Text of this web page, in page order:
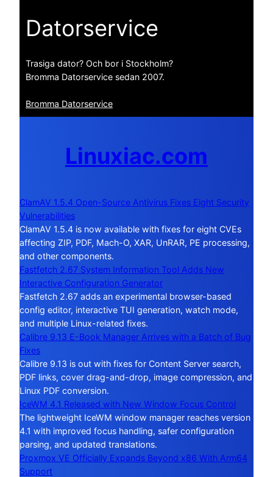
Datorservice
Trasiga dator? Och bor i Stockholm?
Bromma Datorservice sedan 2007.
Bromma Datorservice
Linuxiac.com
ClamAV 1.5.4 Open-Source Antivirus Fixes Eight Security
Vulnerabilities
ClamAV 1.5.4 is now available with fixes for eight CVEs
affecting ZIP, PDF, Mach-O, XAR, UnRAR, PE processing,
and other components.
Fastfetch 2.67 System Information Tool Adds New
Interactive Configuration Generator
Fastfetch 2.67 adds an experimental browser-based
config editor, interactive TUI generation, watch mode,
and multiple Linux-related fixes.
Calibre 9.13 E-Book Manager Arrives with a Batch of Bug
Fixes
Calibre 9.13 is out with fixes for Content Server search,
PDF links, cover drag-and-drop, image compression, and
Linux PDF conversion.
IceWM 4.1 Released with New Window Focus Control
The lightweight IceWM window manager reaches version
4.1 with improved focus handling, safer configuration
parsing, and updated translations.
Proxmox VE Officially Expands Beyond x86 With Arm64
Support